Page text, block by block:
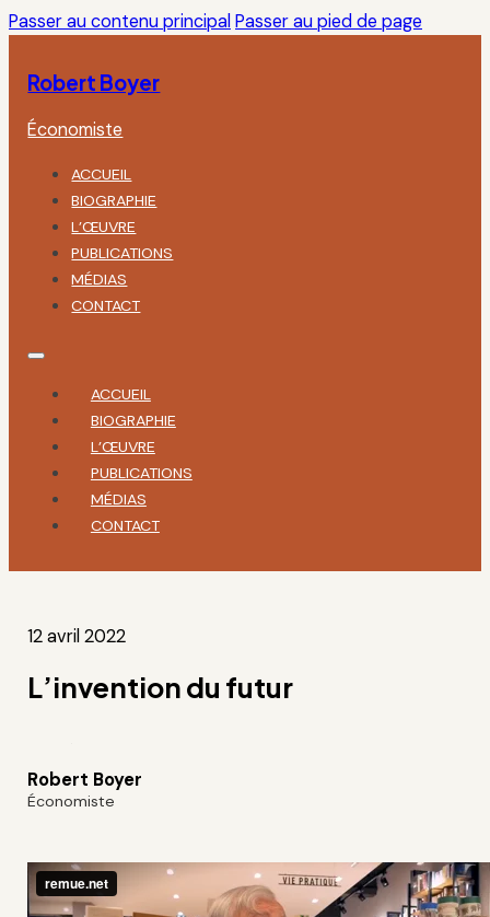
Passer au contenu principal Passer au pied de page
Robert Boyer
Économiste
ACCUEIL
BIOGRAPHIE
L’ŒUVRE
PUBLICATIONS
MÉDIAS
CONTACT
ACCUEIL
BIOGRAPHIE
L’ŒUVRE
PUBLICATIONS
MÉDIAS
CONTACT
12 avril 2022
L’invention du futur
Robert Boyer
Économiste